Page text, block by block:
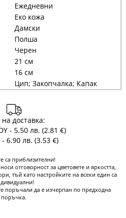
Ежедневни
Еко кожа
Дамски
Полша
Черен
21 см
16 см
Цип; Закопчалка; Капак
доставка:
- 5.50 лв. (2.81 €)
6.90 лв. (3.53 €)
са приблизителни!
отговорност за цветовете и яркостта,
тъй като настройките на всеки един са
поръчали да е изчерпан по предходна
поръчка.